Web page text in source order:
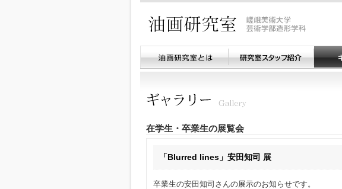
在学生・卒業生の展覧会
「Blurred lines」安田知司 展
卒業生の安田知司さんの展示のお知らせです。